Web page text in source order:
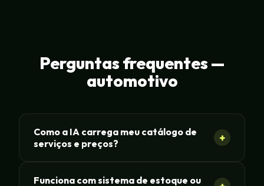
Perguntas frequentes —
automotivo
Como a IA carrega meu catálogo de
serviços e preços?
+
Funciona com sistema de estoque ou